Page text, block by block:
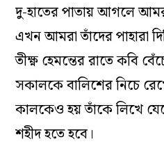
দু-হাতের পাতায় আগলে
এখন আমরা তাঁদের পাহারা
তীক্ষ্ণ হেমন্তের রাতে কবি
সকালকে বালিশের নিচে
কালকেও হয় তাঁকে লিখে
শহীদ হতে হবে।